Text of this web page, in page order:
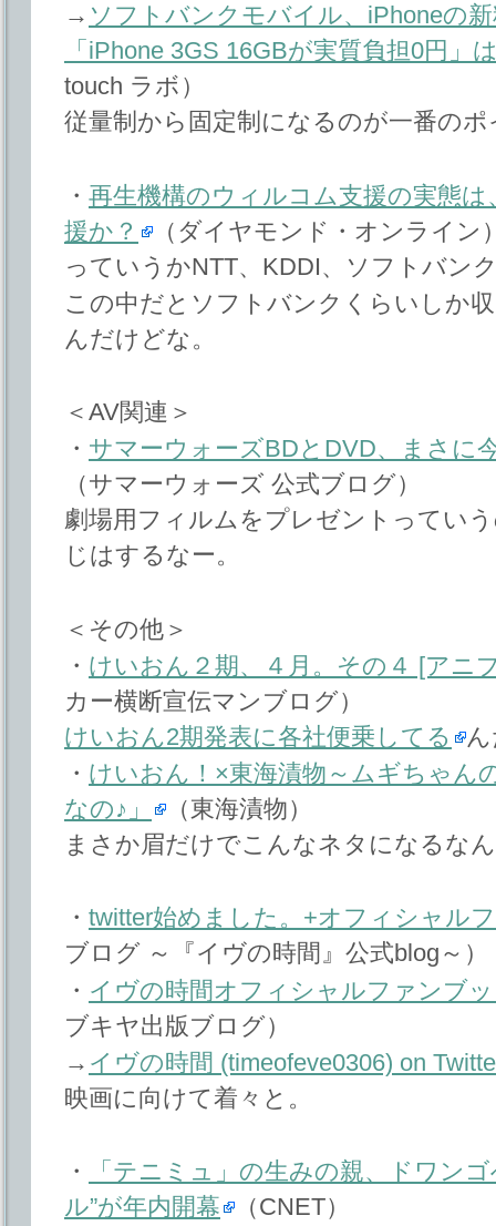
→ ソフトバンクモバイル、iPhoneの
「iPhone 3GS 16GBが実質負担0円」
touch ラボ）
従量制から固定制になるのが一番の
・ 再生機構のウィルコム支援の実態
援か？
（ダイヤモンド・オンライン
っていうかNTT、KDDI、ソフトバン
この中だとソフトバンクくらいしか
んだけどな。
＜AV関連＞
・ サマーウォーズBDとDVD、まさに
（サマーウォーズ 公式ブログ）
劇場用フィルムをプレゼントってい
じはするなー。
＜その他＞
・ けいおん２期、４月。その４ [アニ
カー横断宣伝マンブログ）
けいおん2期発表に各社便乗してる
・ けいおん！×東海漬物～ムギちゃん
なの♪」
（東海漬物）
まさか眉だけでこんなネタになるな
・ twitter始めました。+オフィシャル
ブログ ～『イヴの時間』公式blog～）
・ イヴの時間オフィシャルファンブ
ブキヤ出版ブログ）
→ イヴの時間 (timeofeve0306) on
映画に向けて着々と。
・
「テニミュ」の生みの親、ドワン
ル”が年内開幕
（CNET）